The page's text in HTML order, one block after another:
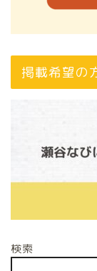
掲載希望の
検索